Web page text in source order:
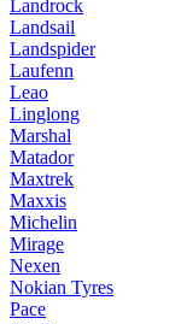
Landrock
Landsail
Landspider
Laufenn
Leao
Linglong
Marshal
Matador
Maxtrek
Maxxis
Michelin
Mirage
Nexen
Nokian Tyres
Pace